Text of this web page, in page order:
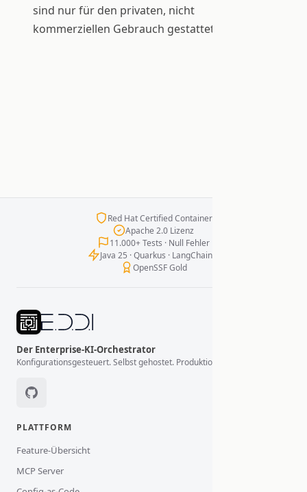
sind nur für den privaten, nicht
kommerziellen Gebrauch gestattet.
Red Hat Certified Container
Apache 2.0 Lizenz
11.000+ Tests · Null Fehler
Java 25 · Quarkus · LangChain4j
OpenSSF Gold
Der Enterprise-KI-Orchestrator
Konfigurationsgesteuert. Selbst gehostet. Produktionsbereit.
PLATTFORM
Feature-Übersicht
MCP Server